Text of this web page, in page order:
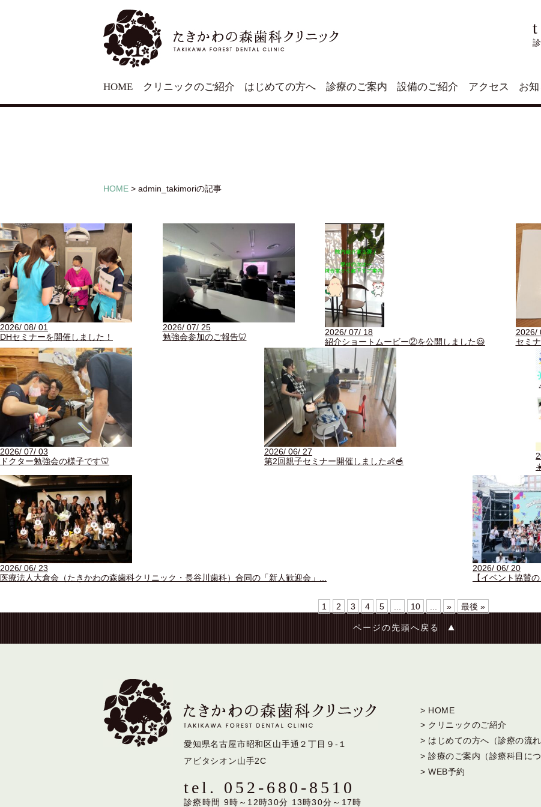
HOME クリニックのご紹介 はじめての方へ 診療のご案内 設備のご紹介 アクセス お
HOME > admin_takimoriの記事
2026/ 08/ 01
DHセミナーを開催しました！
2026/ 07/ 25
勉強会参加のご報告🦷
2026/ 07/ 18
紹介ショートムービー②を公開しました😃
2026/
セミ
2026/ 07/ 03
ドクター勉強会の様子です🦷
2026/ 06/ 27
第2回親子セミナー開催しました👶🥣
2026/ 06/ 23
医療法人大倉会（たきかわの森歯科クリニック・長谷川歯科）合同の「新人歓迎会」...
2026/ 06/ 20
【イベント協賛
1 2 3 4 5 10 » 最後 »
ページの先頭へ戻る
愛知県名古屋市昭和区山手通２丁目９-１
アビタシオン山手2C
tel. 052-680-8510
診療時間 9時～12時30分 13時30分～17時
> HOME
> クリニックのご紹介
> はじめての方へ（診療の流れ
> 診療のご案内（診療科目につ
> WEB予約